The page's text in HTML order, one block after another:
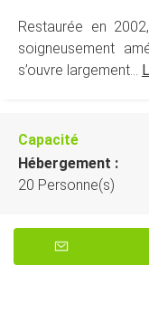
Restaurée en
soigneusement
s’ouvre largement...
Capacité
Hébergement :
20 Personne(s)